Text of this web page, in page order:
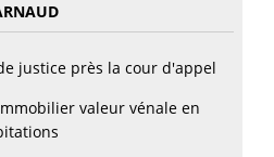
justice près la cour d'appel
valeur vénale en